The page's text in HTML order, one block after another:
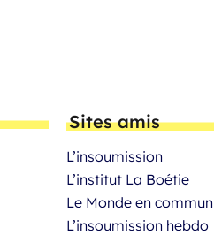
Sites amis
L’insoumission
L’institut La Boétie
Le Monde en commun
L’insoumission hebdo